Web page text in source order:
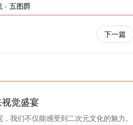
- 五图爵
下一篇
觉盛宴
我们不仅能感受到二次元文化的魅力。